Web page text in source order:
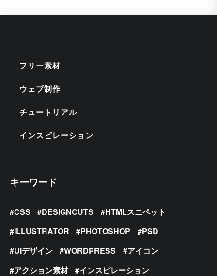
フリー素材
ウェブ制作
チュートリアル
インスピレーション
キーワード
CSS DESIGNCUTS
HTMLスニペット
ILLUSTRATOR
PHOTOSHOP
PSD
UIデザイン
WORDPRESS
アイコン
アクション素材
インスピレーション